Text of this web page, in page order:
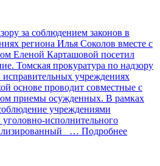
за соблюдением законов в
региона Илья Соколов вместе с
Еленой Карташовой посетил
Томская прокуратура по надзору
исправительных учреждениях
основе проводит совместные с
приемы осужденных. В рамках
учреждениями
исполнительного
… Подробнее